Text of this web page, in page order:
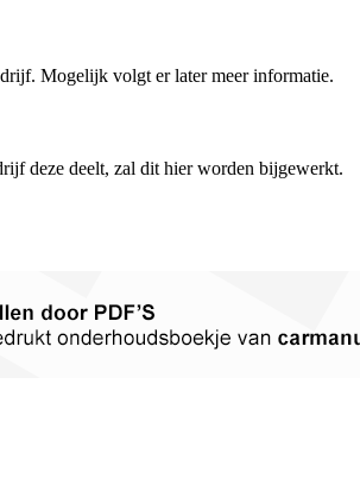
Mogelijk volgt er later meer informatie.
deze deelt, zal dit hier worden bijgewerkt.